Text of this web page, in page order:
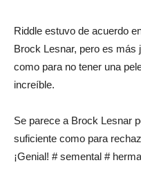
Riddle estuvo de acuerdo
Brock Lesnar, pero es más
como para no tener una
increíble.
Se parece a Brock Lesnar
suficiente como para
¡Genial! # semental #